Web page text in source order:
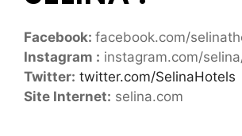
Facebook: facebook.com/
Instagram : instagram.com/
Twitter: twitter.com/SelinaHotels
Site Internet: selina.com